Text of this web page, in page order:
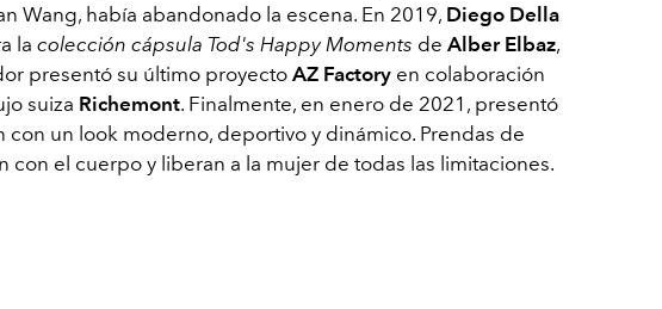
Wang, había abandonado la escena. En 2019, Diego Della
la colección cápsula Tod's Happy Moments de Alber Elbaz,
presentó su último proyecto AZ Factory en colaboración
suiza Richemont. Finalmente, en enero de 2021, presentó
con un look moderno, deportivo y dinámico. Prendas de
con el cuerpo y liberan a la mujer de todas las limitaciones.